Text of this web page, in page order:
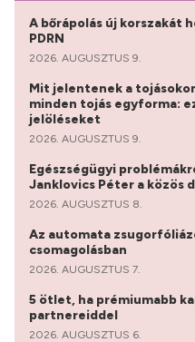
A bőrápolás új korszakát
PDRN
2026. AUGUSZTUS 9.
Mit jelentenek a
minden tojás egyforma:
jelöléseket
2026. AUGUSZTUS 9.
Egészségügyi
Janklovics Péter a közös
2026. AUGUSZTUS 8.
Az automata
csomagolásban
2026. AUGUSZTUS 7.
5 ötlet, ha prémiumabb
partnereiddel
2026. AUGUSZTUS 6.